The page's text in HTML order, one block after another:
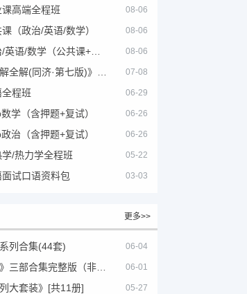
高端全程班 08-06
（政治/英语/数学） 08-06
2027年考研政治/英语/数学（公共课+专业课） 08-06
07-08
程班 06-29
学（含押题+复试） 06-26
治（含押题+复试） 06-26
/热力学全程班 05-22
试口语资料包 03-03
更多>>
列合集(44套) 06-04
陈昌文《钱钱钱》三部合集完整版（非出版书籍） 06-01
大套装》[共11册] 05-27